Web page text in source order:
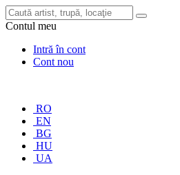
Contul meu
Intră în cont
Cont nou
RO
EN
BG
HU
UA